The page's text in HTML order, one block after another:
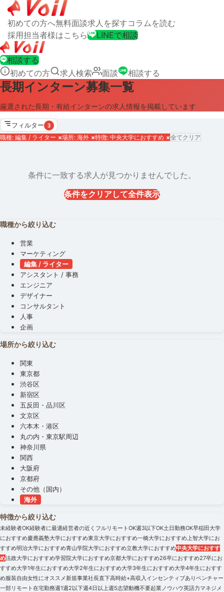
初めての方へ無料面談求人を探すコラムを読む
採用担当者様はこちら
LINEで相談
相談する
初めての方
求人検索 面談 相談する
長期インターン募集一覧
厳選された長期・有給インターンの求人情報を掲載しています
フィルター 3
職種: 編集 / ライター ×場所: 海外 ×特徴: 中央大学におすすめ ×全てクリア
条件に一致する求人が見つかりませんでした。
条件をクリアして全件表示
職種から絞り込む
営業
マーケティング
編集 / ライター
アシスタント / 事務
エンジニア
デザイナー
コンサルタント
人事
企画
場所から絞り込む
関東
東京都
渋谷区
新宿区
五反田・品川区
文京区
六本木・港区
丸の内・東京駅周辺
神奈川県
関西
大阪府
京都府
その他（国内）
海外
特徴から絞り込む
未経験者OK経験者に最適経営者の近く フルリモートOK週3以下OK土日勤務OK早稲田大学
におすすめ慶應義塾大学におすすめ東京大学におすすめ一橋大学におすすめ上智大学にお
すすめ明治大学におすすめ青山学院大学におすすめ立教大学におすすめ中央大学におすす
め法政大学におすすめ学習院大学におすすめ京都大学におすすめ26卒におすすめ27卒にお
すすめ大学1年生におすすめ大学2年生におすすめ大学3年生におすすめ大学4年生におすす
め服装自由女性にオススメ新規事業社長直下高時給+高収入 インセンティブありベンチャー
一部リモート在宅勤務週1週2以下週4日以上週5志望動機不要起業ノウハウ英語力マネジメ